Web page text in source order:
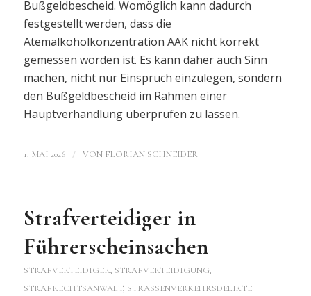
Bußgeldbescheid. Womöglich kann dadurch
festgestellt werden, dass die
Atemalkoholkonzentration AAK nicht korrekt
gemessen worden ist. Es kann daher auch Sinn
machen, nicht nur Einspruch einzulegen, sondern
den Bußgeldbescheid im Rahmen einer
Hauptverhandlung überprüfen zu lassen.
1. MAI 2026 / VON FLORIAN SCHNEIDER
Strafverteidiger in
Führerscheinsachen
STRAFVERTEIDIGER, STRAFVERTEIDIGUNG,
STRAFRECHTSANWALT, STRASSENVERKEHRSDELIKTE